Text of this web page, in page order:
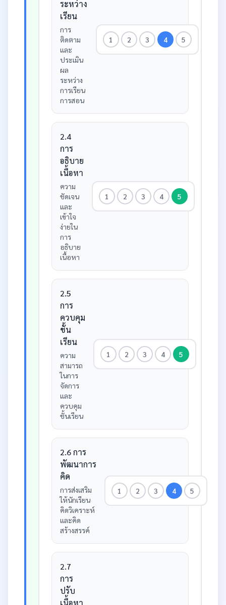
ระหว่าง
เรียน
การ
ติดตาม
และ
ประเมิน
ผล
ระหว่าง
การเรียน
การสอน
1 2 3 4 5
2.4
การ
อธิบาย
เนื้อหา
ความ
ชัดเจน
และ
เข้าใจ
ง่ายใน
การ
อธิบาย
เนื้อหา
1 2 3 4 5
2.5
การ
ควบคุม
ชั้น
เรียน
ความ
สามารถ
ในการ
จัดการ
และ
ควบคุม
ชั้นเรียน
1 2 3 4 5
2.6 การ
พัฒนาการ
คิด
การส่งเสริม
ให้นักเรียน
คิดวิเคราะห์
และคิด
สร้างสรรค์
1 2 3 4 5
2.7
การ
ปรับ
เนื้อหา